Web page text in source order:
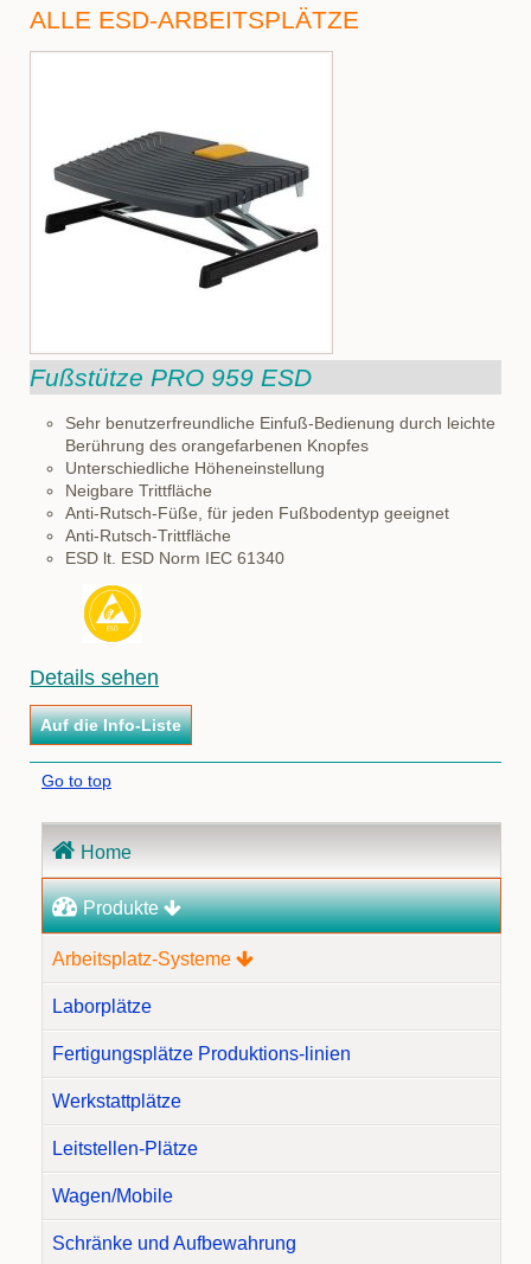
LLE ESD-ARBEITSPLÄTZE
Fußstütze PRO 959 ESD
Sehr benutzerfreundliche Einfuß-Bedienung durch leichte
Berührung des orangefarbenen Knopfes
Unterschiedliche Höheneinstellung
Neigbare Trittfläche
Anti-Rutsch-Füße, für jeden Fußbodentyp geeignet
Anti-Rutsch-Trittfläche
ESD lt. ESD Norm IEC 61340
Details sehen
Go to top
überspringen
Home
Produkte
Arbeitsplatz-Systeme
Laborplätze
Fertigungsplätze Produktions-linien
Werkstattplätze
Leitstellen-Plätze
Wagen/Mobile
Schränke und Aufbewahrung